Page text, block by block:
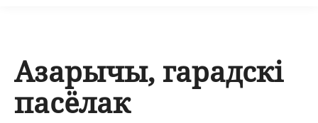
Азарычы, гарадскі
пасёлак